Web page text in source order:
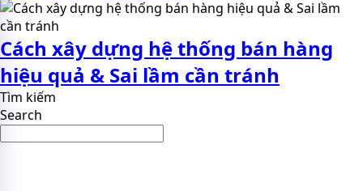
Cách xây dựng hệ thống bán hàng
hiệu quả & Sai lầm cần tránh
Tìm kiếm
Search